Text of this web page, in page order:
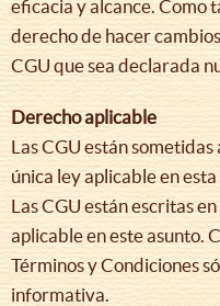
eficacia y alcance. Como
derecho de hacer
CGU que sea declarada
Derecho aplicable
Las CGU están
única ley aplicable en esta
Las CGU están escritas
aplicable en este asunto.
Términos y Condiciones
informativa.